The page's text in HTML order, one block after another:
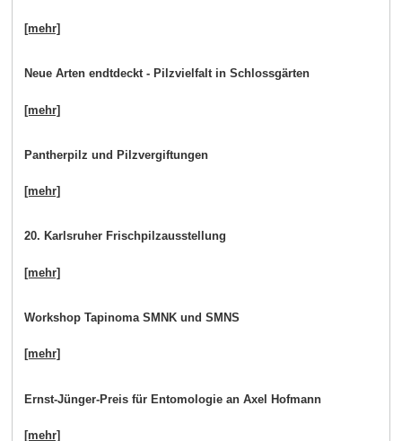
[mehr]
Neue Arten endtdeckt - Pilzvielfalt in Schlossgärten
[mehr]
Pantherpilz und Pilzvergiftungen
[mehr]
20. Karlsruher Frischpilzausstellung
[mehr]
Workshop Tapinoma SMNK und SMNS
[mehr]
Ernst-Jünger-Preis für Entomologie an Axel Hofmann
[mehr]